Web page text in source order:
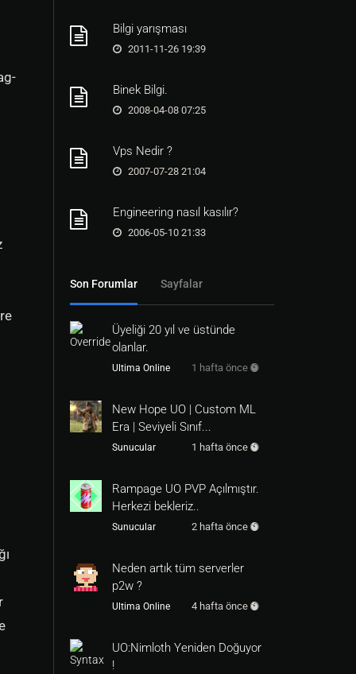
Bilgi yarışması
2011-11-26 19:39
Binek Bilgi.
2008-04-08 07:25
Vps Nedir ?
2007-07-28 21:04
Engineering nasıl kasılır?
2006-05-10 21:33
Son Forumlar Sayfalar
Üyeliği 20 yıl ve üstünde
olanlar.
Ultima Online 1 hafta önce
New Hope UO | Custom ML
Era | Seviyeli Sınıf...
Sunucular 1 hafta önce
Rampage UO PVP Açılmıştır.
Herkezi bekleriz..
Sunucular 2 hafta önce
Neden artık tüm serverler
p2w ?
Ultima Online 4 hafta önce
UO:Nimloth Yeniden Doğuyor
!